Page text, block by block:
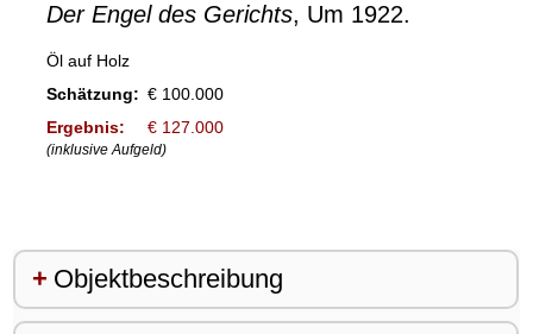
Der Engel des Gerichts, Um 1922.
Öl auf Holz
Schätzung: € 100.000
Ergebnis:
€ 127.000
(inklusive Aufgeld)
Objektbeschreibung